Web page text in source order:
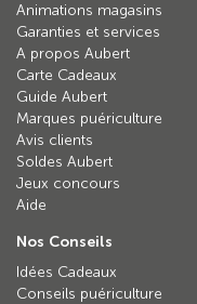
Animations magasins
Garanties et services
A propos Aubert
Carte Cadeaux
Guide Aubert
Marques puériculture
Avis clients
Soldes Aubert
Jeux concours
Aide
Nos Conseils
Idées Cadeaux
Conseils puériculture